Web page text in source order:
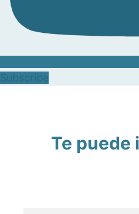
Te puede